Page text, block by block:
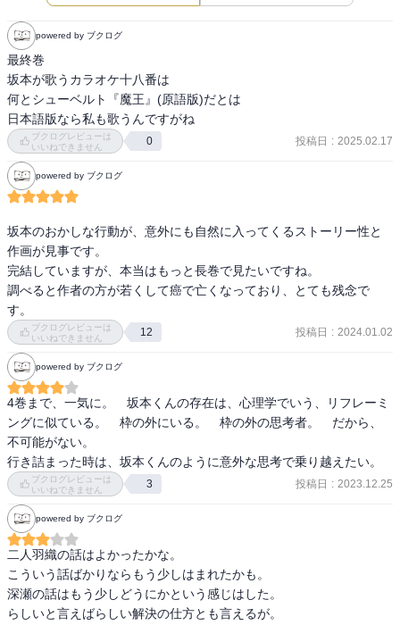
powered by ブクログ
最終巻
坂本が歌うカラオケ十八番は
何とシューベルト『魔王』(原語版)だとは
日本語版なら私も歌うんですがね
ブクログレビューは
いいねできません
0 投稿日 : 2025.02.17
powered by ブクログ
坂本のおかしな行動が、意外にも自然に入ってくるストーリー性と
作画が見事です。
完結していますが、本当はもっと長巻で見たいですね。
調べると作者の方が若くして癌で亡くなっており、とても残念で
す。
ブクログレビューは
いいねできません
12 投稿日 : 2024.01.02
powered by ブクログ
4巻まで、一気に。　坂本くんの存在は、心理学でいう、リフレーミ
ングに似ている。　枠の外にいる。　枠の外の思考者。　だから、
不可能がない。
行き詰まった時は、坂本くんのように意外な思考で乗り越えたい。
ブクログレビューは
いいねできません
3 投稿日 : 2023.12.25
powered by ブクログ
二人羽織の話はよかったかな。
こういう話ばかりならもう少しはまれたかも。
深瀬の話はもう少しどうにかという感じはした。
らしいと言えばらしい解決の仕方とも言えるが。